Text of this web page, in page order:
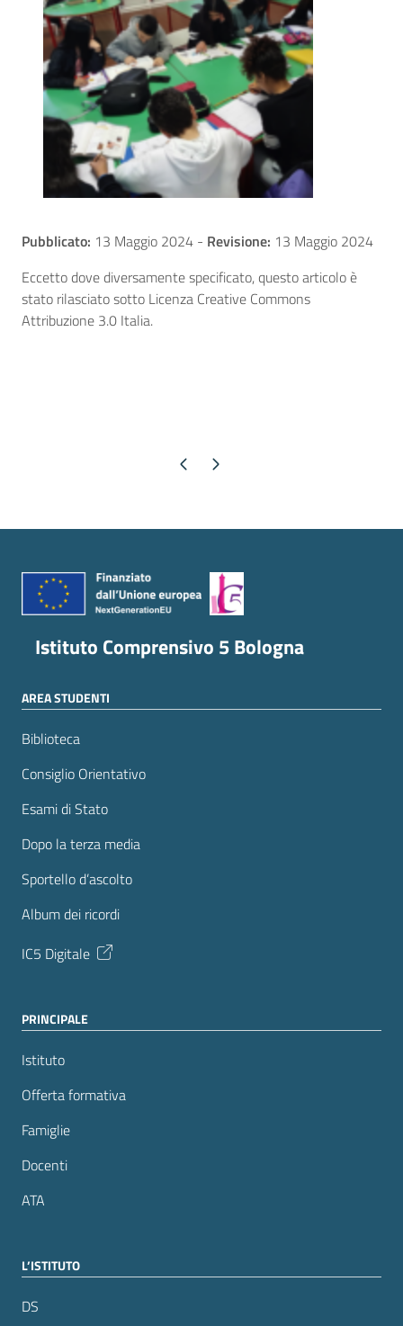
Pubblicato: 13 Maggio 2024 - Revisione: 13 Maggio 2024
Eccetto dove diversamente specificato, questo articolo è
stato rilasciato sotto Licenza Creative Commons
Attribuzione 3.0 Italia.
Pagina precedente
Pagina successiva
Istituto Comprensivo 5 Bologna
AREA STUDENTI
Biblioteca
Consiglio Orientativo
Esami di Stato
Dopo la terza media
Sportello d’ascolto
Album dei ricordi
IC5 Digitale
PRINCIPALE
Istituto
Offerta formativa
Famiglie
Docenti
ATA
L’ISTITUTO
DS